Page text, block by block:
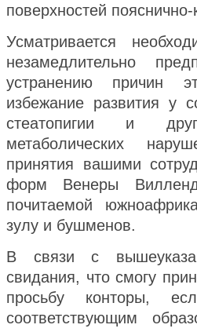
поверхностей
Усматривается
незамедлительно
устранению причин
избежание развития у
стеатопигии и
метаболических
принятия вашими
форм Венеры
почитаемой
зулу и бушменов.
В связи с
свидания, что смогу
просьбу конторы,
соответствующим